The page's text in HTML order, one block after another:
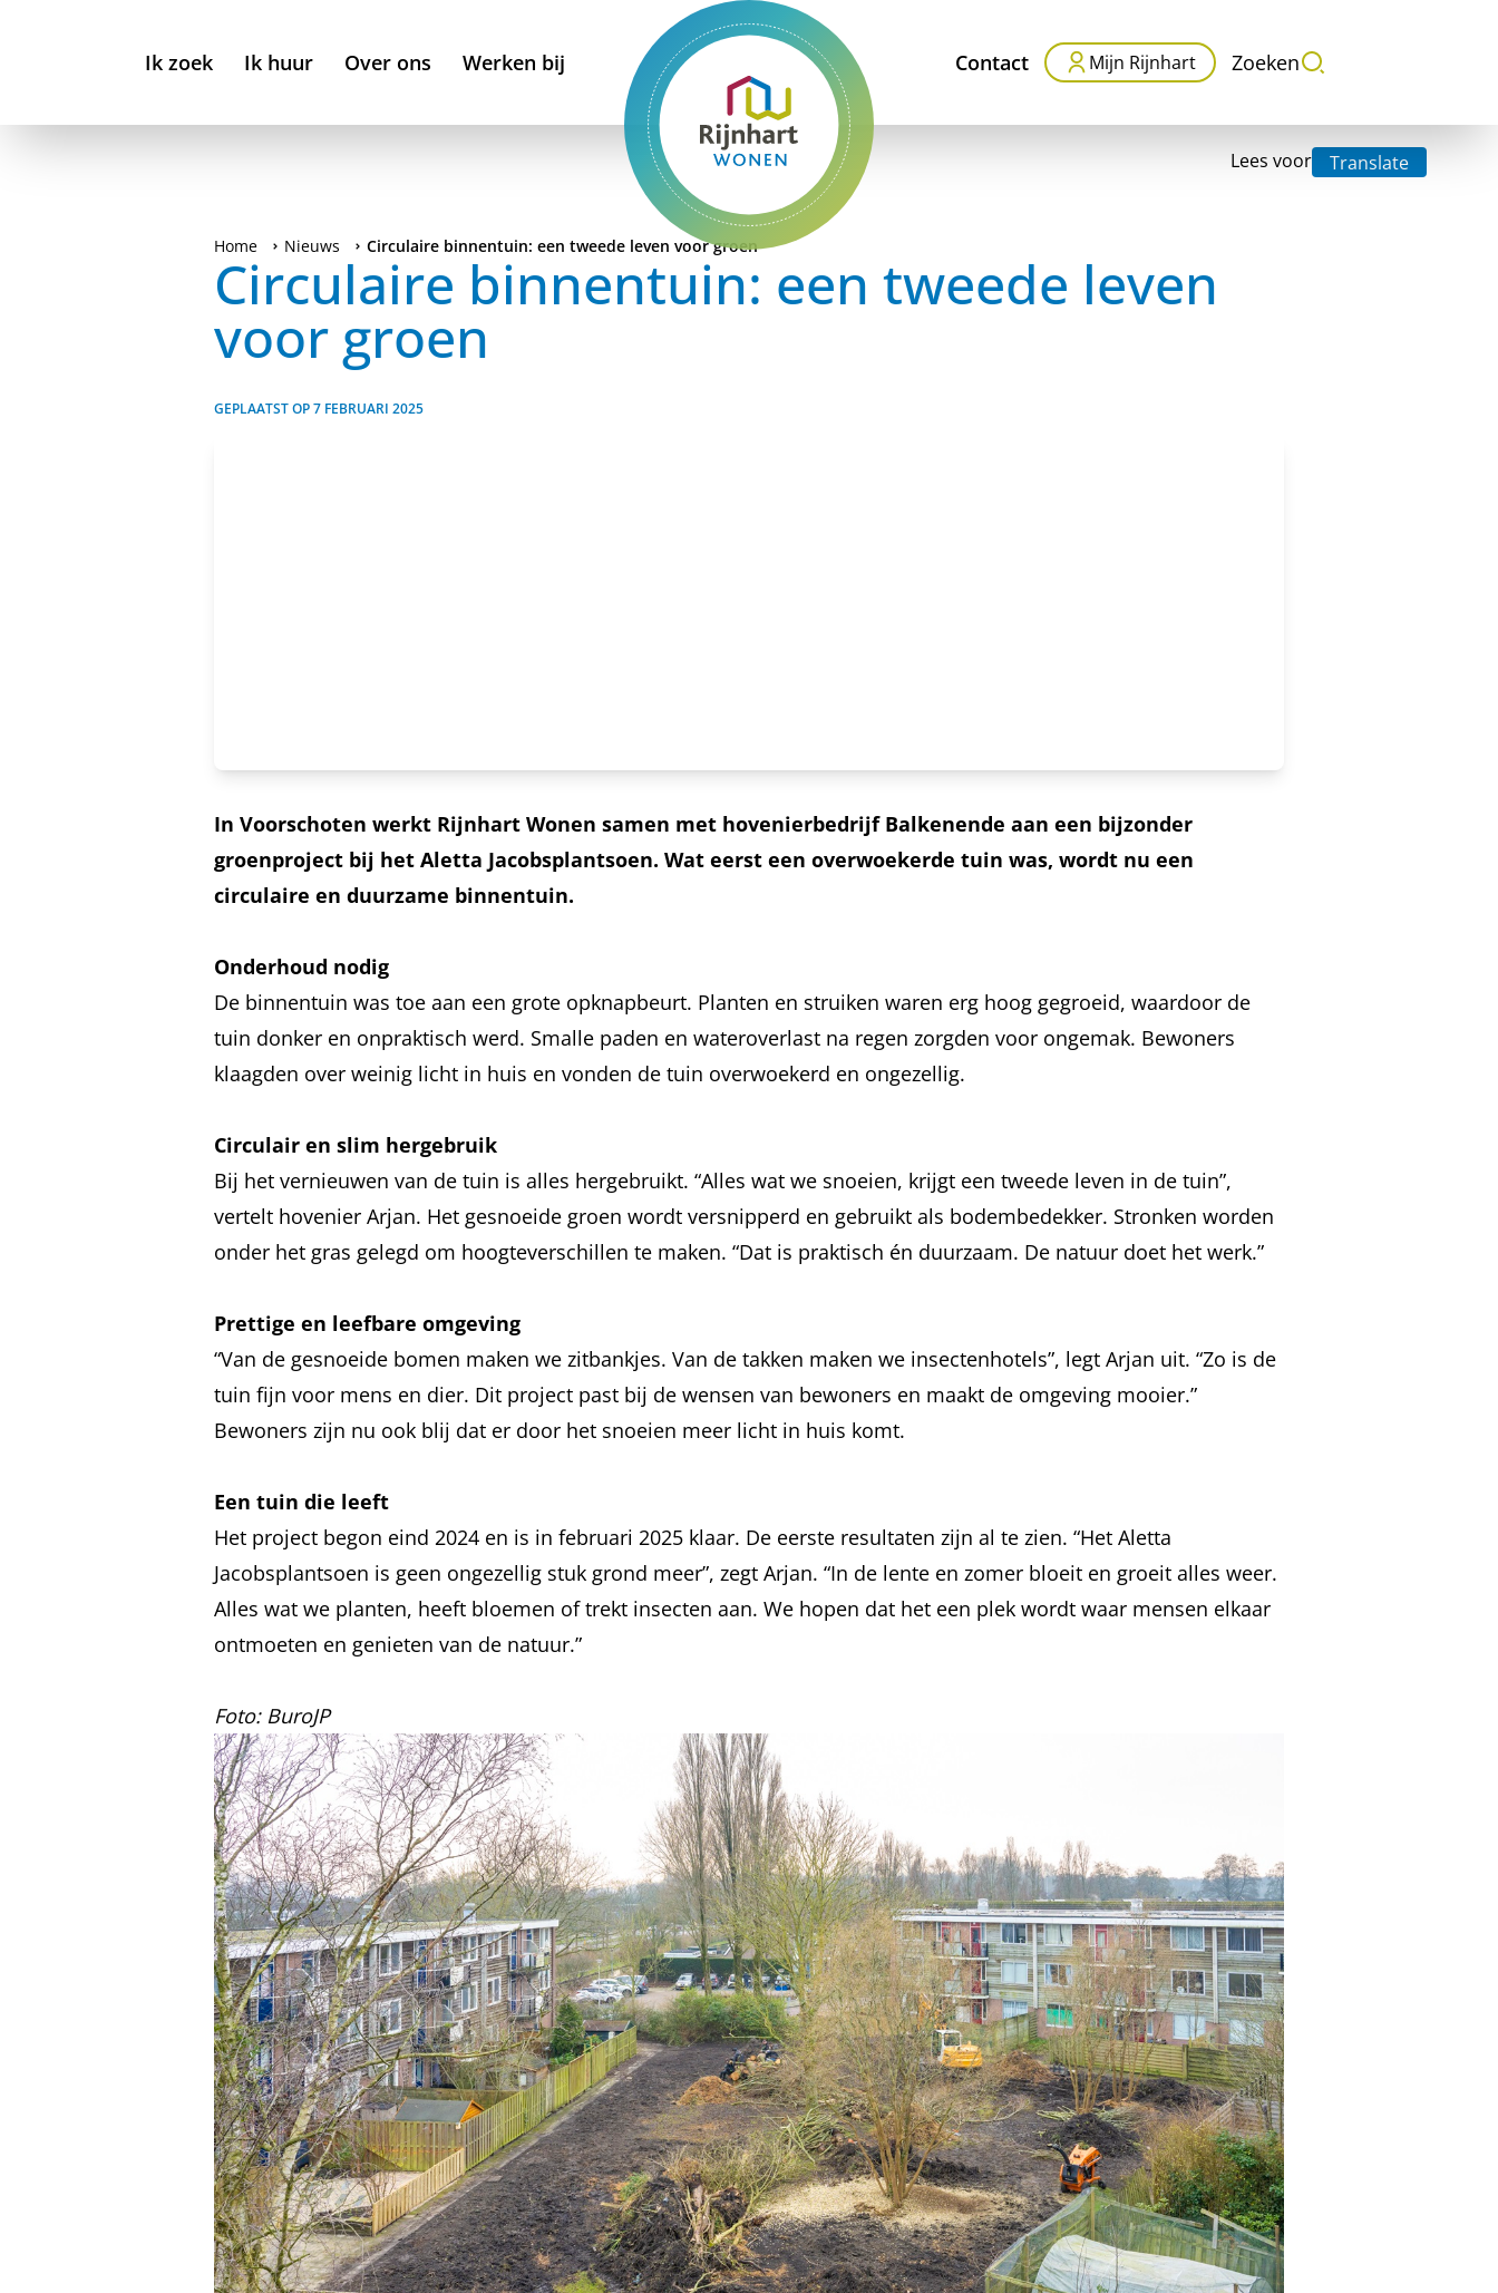
Ik zoek Ik huur Over ons Werken bij Contact Mijn Rijnhart Zoeken
Lees voor Translate
Home Nieuws Circulaire binnentuin: een tweede leven voor groen
Circulaire binnentuin: een tweede leven
voor groen
GEPLAATST OP7 FEBRUARI 2025
In Voorschoten werkt Rijnhart Wonen samen met hovenierbedrijf Balkenende aan een bijzonder
groenproject bij het Aletta Jacobsplantsoen. Wat eerst een overwoekerde tuin was, wordt nu een
circulaire en duurzame binnentuin.
Onderhoud nodig
De binnentuin was toe aan een grote opknapbeurt. Planten en struiken waren erg hoog gegroeid, waardoor de
tuin donker en onpraktisch werd. Smalle paden en wateroverlast na regen zorgden voor ongemak. Bewoners
klaagden over weinig licht in huis en vonden de tuin overwoekerd en ongezellig.
Circulair en slim hergebruik
Bij het vernieuwen van de tuin is alles hergebruikt. “Alles wat we snoeien, krijgt een tweede leven in de tuin”,
vertelt hovenier Arjan. Het gesnoeide groen wordt versnipperd en gebruikt als bodembedekker. Stronken worden
onder het gras gelegd om hoogteverschillen te maken. “Dat is praktisch én duurzaam. De natuur doet het werk.”
Prettige en leefbare omgeving
“Van de gesnoeide bomen maken we zitbankjes. Van de takken maken we insectenhotels”, legt Arjan uit. “Zo is de
tuin fijn voor mens en dier. Dit project past bij de wensen van bewoners en maakt de omgeving mooier.”
Bewoners zijn nu ook blij dat er door het snoeien meer licht in huis komt.
Een tuin die leeft
Het project begon eind 2024 en is in februari 2025 klaar. De eerste resultaten zijn al te zien. “Het Aletta
Jacobsplantsoen is geen ongezellig stuk grond meer”, zegt Arjan. “In de lente en zomer bloeit en groeit alles weer.
Alles wat we planten, heeft bloemen of trekt insecten aan. We hopen dat het een plek wordt waar mensen elkaar
ontmoeten en genieten van de natuur.”
Foto: BuroJP